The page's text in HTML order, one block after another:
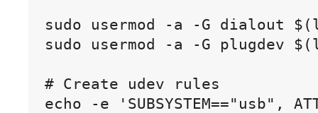
sudo usermod -a -G dialout $(
sudo usermod -a -G plugdev
$(
# Create udev rules
echo -e
'SUBSYSTEM=="usb",